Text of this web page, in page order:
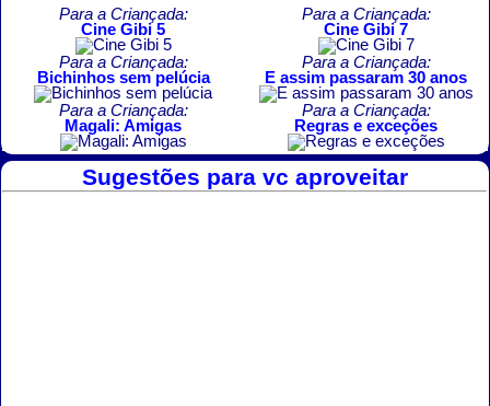
Para a Criançada:
Cine Gibi 5
Para a Criançada:
Cine Gibi 7
Para a Criançada:
Bichinhos sem pelúcia
Para a Criançada:
E assim passaram 30 anos
Para a Criançada:
Magali: Amigas
Para a Criançada:
Regras e exceções
Sugestões para vc aproveitar